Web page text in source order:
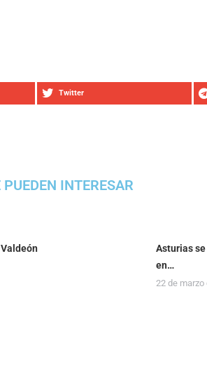
Twitter
INTERESAR
Asturias
en…
22 de marzo